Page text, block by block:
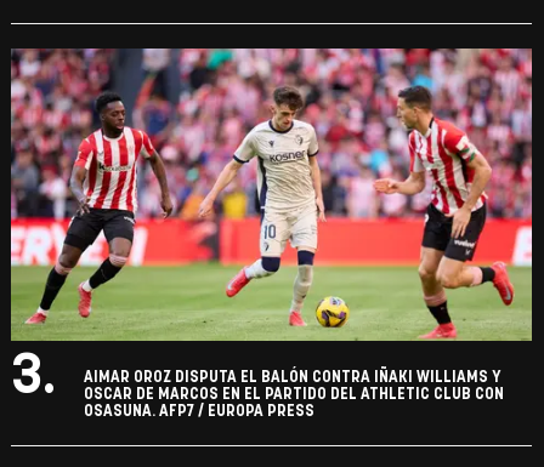
3.
AIMAR OROZ DISPUTA EL BALÓN CONTRA IÑAKI WILLIAMS Y
OSCAR DE MARCOS EN EL PARTIDO DEL ATHLETIC CLUB CON
OSASUNA. AFP7 / EUROPA PRESS